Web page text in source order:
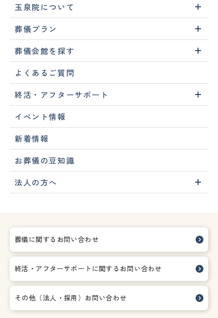
玉泉院について
葬儀プラン
葬儀会館を探す
よくあるご質問
終活・アフターサポート
イベント情報
新着情報
お葬儀の豆知識
法人の方へ
葬儀に関するお問い合わせ
終活・アフターサポートに関する お問い合わせ
その他（法人・採用）お問い合わせ